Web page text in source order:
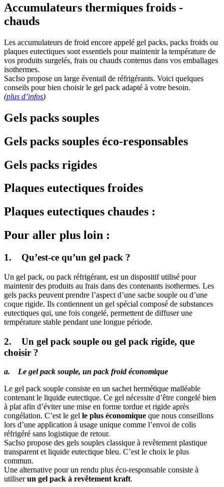
Accumulateurs thermiques froids -
chauds
Les accumulateurs de froid encore appelé gel packs, packs froids ou
plaques eutectiques sont essentiels pour maintenir la température de
vos produits surgelés, frais ou chauds contenus dans vos emballages
isothermes.
SacIso propose un large éventail de réfrigérants. Voici quelques
conseils pour bien choisir le gel pack adapté à votre besoin.
(plus d’infos)
Gels packs souples
Gels packs souples éco-responsables
Gels packs rigides
Plaques eutectiques froides
Plaques eutectiques chaudes :
Pour aller plus loin :
1. Qu’est-ce qu’un gel pack ?
Un gel pack, ou pack réfrigérant, est un dispositif utilisé pour
maintenir des produits au frais dans des contenants isothermes. Les
gels packs peuvent prendre l’aspect d’une sache souple ou d’une
coque rigide. Ils contiennent un gel spécial composé de substances
eutectiques qui, une fois congelé, permettent de diffuser une
température stable pendant une longue période.
2. Un gel pack souple ou gel pack rigide, que
choisir ?
a. Le gel pack souple, un pack froid économique
Le gel pack souple consiste en un sachet hermétique malléable
contenant le liquide eutectique. Ce gel nécessite d’être congelé bien
à plat afin d’éviter une mise en forme tordue et rigide après
congélation. C’est le gel le plus économique que nous conseillons
lors d’une application à usage unique comme l’envoi de colis
réfrigéré sans logistique de retour.
SacIso propose des gels souples classique à revêtement plastique
transparent et liquide eutectique bleu. C’est le choix le plus
commun.
Une alternative pour un rendu plus éco-responsable consiste à
utiliserun gel pack à revêtement kraft.